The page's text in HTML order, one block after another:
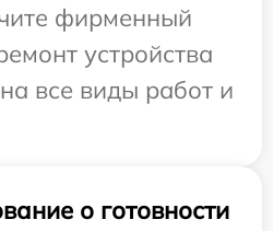
фирменный
устройства
все виды работ и
о готовности